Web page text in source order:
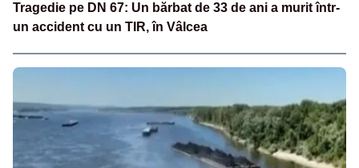
Tragedie pe DN 67: Un bărbat de 33 de ani a murit într-
un accident cu un TIR, în Vâlcea